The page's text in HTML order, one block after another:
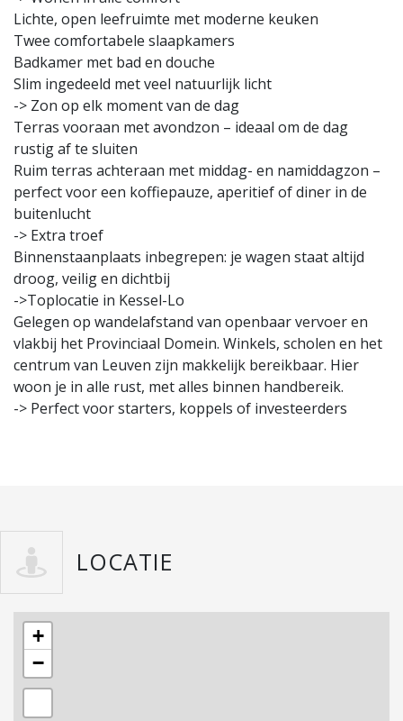
Lichte, open leefruimte met moderne keuken
Twee comfortabele slaapkamers
Badkamer met bad en douche
Slim ingedeeld met veel natuurlijk licht
-> Zon op elk moment van de dag
Terras vooraan met avondzon – ideaal om de dag
rustig af te sluiten
Ruim terras achteraan met middag- en namiddagzon –
perfect voor een koffiepauze, aperitief of diner in de
buitenlucht
-> Extra troef
Binnenstaanplaats inbegrepen: je wagen staat altijd
droog, veilig en dichtbij
->Toplocatie in Kessel-Lo
Gelegen op wandelafstand van openbaar vervoer en
vlakbij het Provinciaal Domein. Winkels, scholen en het
centrum van Leuven zijn makkelijk bereikbaar. Hier
woon je in alle rust, met alles binnen handbereik.
-> Perfect voor starters, koppels of investeerders
LOCATIE
+
−